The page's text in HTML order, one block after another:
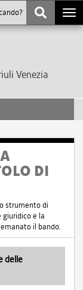
Venezia
DI
strumento di
e la
il bando.
delle